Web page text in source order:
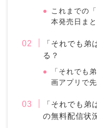
これまでの
本発売日ま
「それでも
る？
「それでも
画アプリで
「それでも
の無料配信状